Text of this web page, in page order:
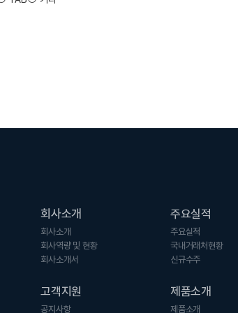
회사소개
회사소개
회사역량 및 현황
회사소개서
주요실적
주요실적
국내거래처현황
신규수주
고객지원
공지사항
제품소개
제품소개